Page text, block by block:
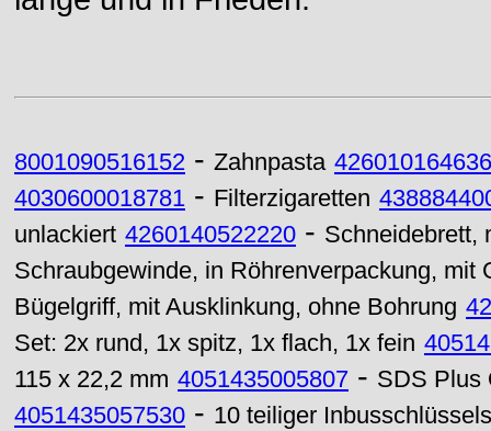
8001090516152 - Zahnpasta
4030600018781 - Filterzigaretten
unlackiert 4260140522220 - Schneidebrett,
Schraubgewinde, in Röhrenverpackung, mit
Bügelgriff, mit Ausklinkung, ohne Bohrung
Set: 2x rund, 1x spitz, 1x flach, 1x fein
115 x 22,2 mm 4051435005807 - SDS Plus
4051435057530 - 10 teiliger